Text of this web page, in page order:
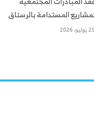
المستدامة بالرستاق
25 يوليو، 2026